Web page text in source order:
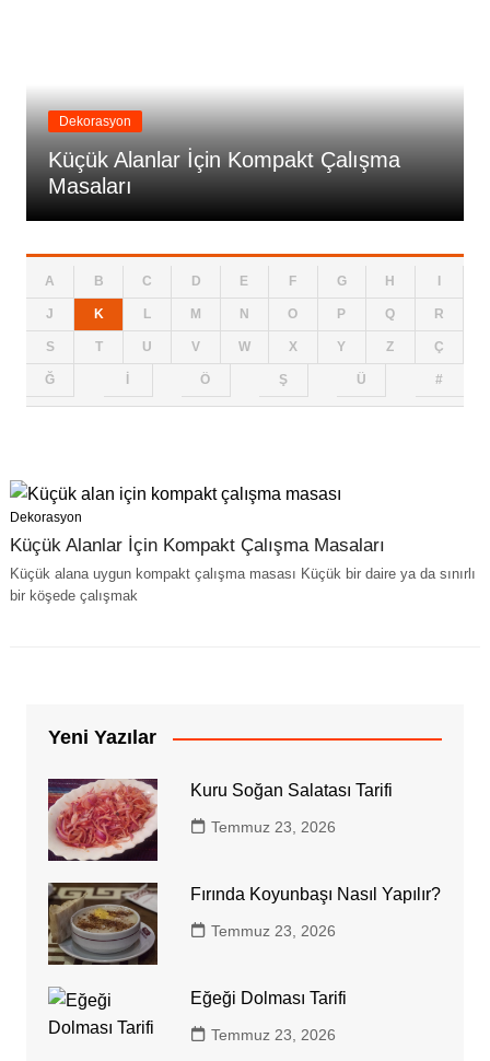
Dekorasyon
Küçük Alanlar İçin Kompakt Çalışma
Masaları
A B C D E F G H
J K L M N O P Q R
S T U V W X Y Z Ç
Ğ Ö Ş Ü #
Dekorasyon
Küçük Alanlar İçin Kompakt Çalışma Masaları
Küçük alana uygun kompakt çalışma masası Küçük bir daire ya da sınırlı
bir köşede çalışmak
Yeni Yazılar
Kuru Soğan Salatası Tarifi
Temmuz 23, 2026
Fırında Koyunbaşı Nasıl Yapılır?
Temmuz 23, 2026
Eğeği Dolması Tarifi
Temmuz 23, 2026